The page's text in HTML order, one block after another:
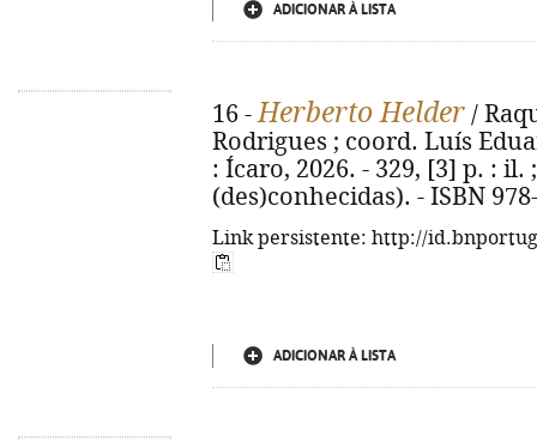
ADICIONAR À LISTA
16 -Herberto Helder /
Rodrigues ; coord. Luís
: Ícaro, 2026. - 329, [3] p. : il.
(des)conhecidas). - ISBN
Link persistente: http://
ADICIONAR À LISTA